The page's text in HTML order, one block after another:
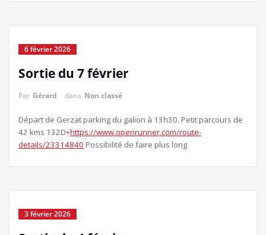
6 février 2026
Sortie du 7 février
Par Gérard dans Non classé
Départ de Gerzat parking du galion à 13h30. Petit parcours de
42 kms 132D+https://www.openrunner.com/route-
details/23314840 Possibilité de faire plus long
3 février 2026